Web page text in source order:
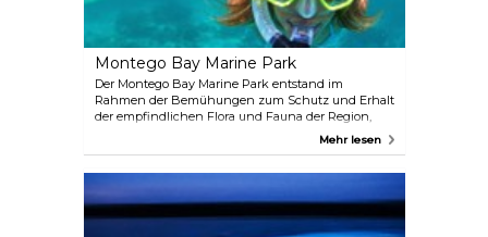
Montego Bay Marine Park
Der Montego Bay Marine Park entstand im
Rahmen der Bemühungen zum Schutz und Erhalt
der empfindlichen Flora und Fauna der Region,
denn diese wurde durch Umweltverschmutzung
einige Tage im Voraus gebucht werden.
Mehr lesen